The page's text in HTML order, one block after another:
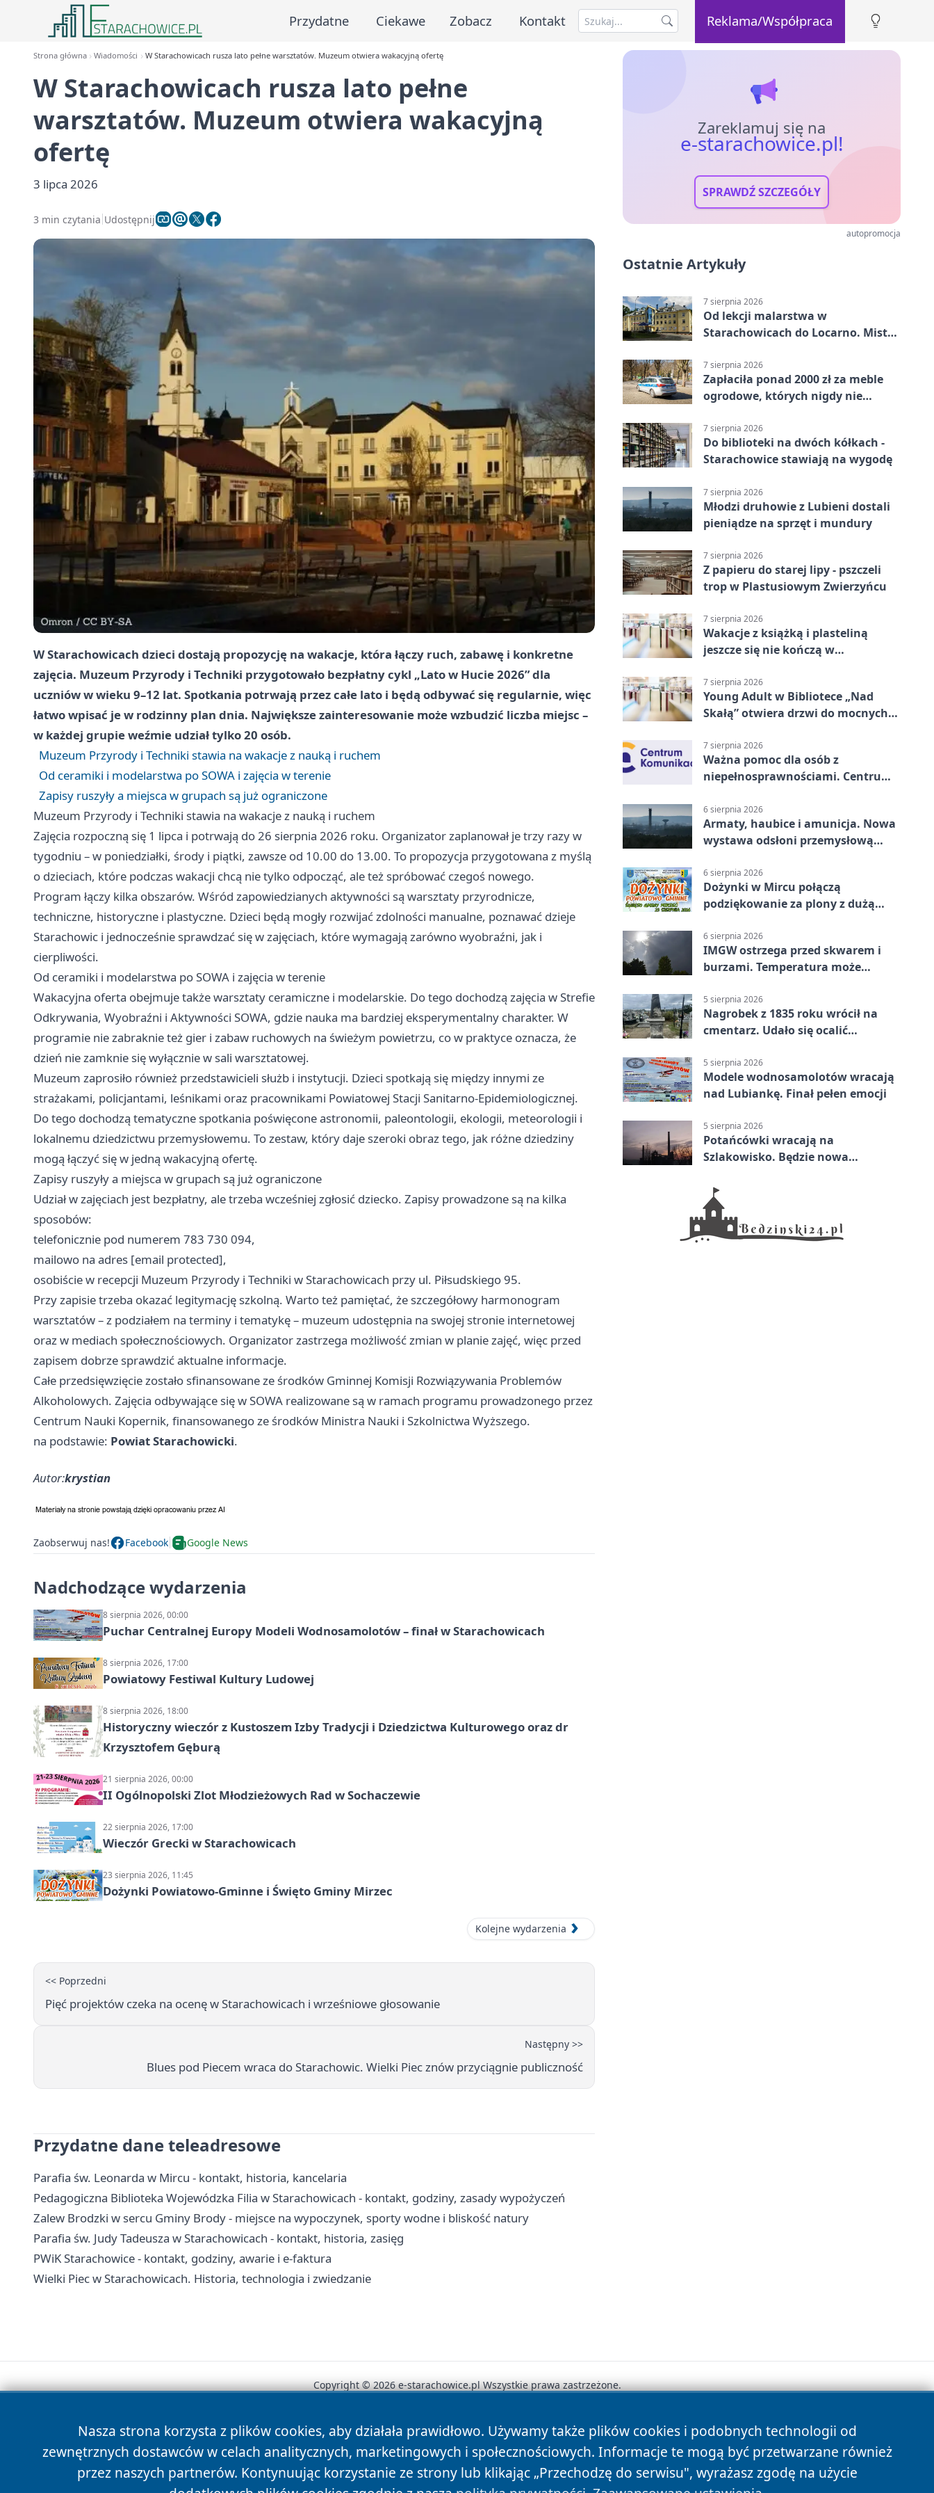
Przydatne Ciekawe Zobacz Kontakt Reklama/Współpraca
Strona główna Wiadomości W Starachowicach rusza lato pełne warsztatów. Muzeum otwiera wakacyjną ofertę
W Starachowicach rusza lato pełne
warsztatów. Muzeum otwiera wakacyjną
ofertę
3 lipca 2026
3 min czytania Udostępnij
W Starachowicach dzieci dostają propozycję na wakacje, która łączy ruch, zabawę i konkretne
zajęcia. Muzeum Przyrody i Techniki przygotowało bezpłatny cykl „Lato w Hucie 2026” dla
uczniów w wieku 9–12 lat. Spotkania potrwają przez całe lato i będą odbywać się regularnie, więc
łatwo wpisać je w rodzinny plan dnia. Największe zainteresowanie może wzbudzić liczba miejsc –
w każdej grupie weźmie udział tylko 20 osób.
Muzeum Przyrody i Techniki stawia na wakacje z nauką i ruchem
Od ceramiki i modelarstwa po SOWA i zajęcia w terenie
Zapisy ruszyły a miejsca w grupach są już ograniczone
Muzeum Przyrody i Techniki stawia na wakacje z nauką i ruchem
Zajęcia rozpoczną się 1 lipca i potrwają do 26 sierpnia 2026 roku. Organizator zaplanował je trzy razy w
tygodniu – w poniedziałki, środy i piątki, zawsze od 10.00 do 13.00. To propozycja przygotowana z myślą
o dzieciach, które podczas wakacji chcą nie tylko odpocząć, ale też spróbować czegoś nowego.
Program łączy kilka obszarów. Wśród zapowiedzianych aktywności są warsztaty przyrodnicze,
techniczne, historyczne i plastyczne. Dzieci będą mogły rozwijać zdolności manualne, poznawać dzieje
Starachowic i jednocześnie sprawdzać się w zajęciach, które wymagają zarówno wyobraźni, jak i
cierpliwości.
Od ceramiki i modelarstwa po SOWA i zajęcia w terenie
Wakacyjna oferta obejmuje także warsztaty ceramiczne i modelarskie. Do tego dochodzą zajęcia w Strefie
Odkrywania, Wyobraźni i Aktywności SOWA, gdzie nauka ma bardziej eksperymentalny charakter. W
programie nie zabraknie też gier i zabaw ruchowych na świeżym powietrzu, co w praktyce oznacza, że
dzień nie zamknie się wyłącznie w sali warsztatowej.
Muzeum zaprosiło również przedstawicieli służb i instytucji. Dzieci spotkają się między innymi ze
strażakami, policjantami, leśnikami oraz pracownikami Powiatowej Stacji Sanitarno-Epidemiologicznej.
Do tego dochodzą tematyczne spotkania poświęcone astronomii, paleontologii, ekologii, meteorologii i
lokalnemu dziedzictwu przemysłowemu. To zestaw, który daje szeroki obraz tego, jak różne dziedziny
mogą łączyć się w jedną wakacyjną ofertę.
Zapisy ruszyły a miejsca w grupach są już ograniczone
Udział w zajęciach jest bezpłatny, ale trzeba wcześniej zgłosić dziecko. Zapisy prowadzone są na kilka
sposobów:
telefonicznie pod numerem 783 730 094,
mailowo na adres [email protected],
osobiście w recepcji Muzeum Przyrody i Techniki w Starachowicach przy ul. Piłsudskiego 95.
Przy zapisie trzeba okazać legitymację szkolną. Warto też pamiętać, że szczegółowy harmonogram
warsztatów – z podziałem na terminy i tematykę – muzeum udostępnia na swojej stronie internetowej
oraz w mediach społecznościowych. Organizator zastrzega możliwość zmian w planie zajęć, więc przed
zapisem dobrze sprawdzić aktualne informacje.
Całe przedsięwzięcie zostało sfinansowane ze środków Gminnej Komisji Rozwiązywania Problemów
Alkoholowych. Zajęcia odbywające się w SOWA realizowane są w ramach programu prowadzonego przez
Centrum Nauki Kopernik, finansowanego ze środków Ministra Nauki i Szkolnictwa Wyższego.
na podstawie: Powiat Starachowicki.
Autor:krystian
Zaobserwuj nas! Facebook Google News
Nadchodzące wydarzenia
8 sierpnia 2026, 00:00
Puchar Centralnej Europy Modeli Wodnosamolotów – finał w Starachowicach
8 sierpnia 2026, 17:00
Powiatowy Festiwal Kultury Ludowej
8 sierpnia 2026, 18:00
Historyczny wieczór z Kustoszem Izby Tradycji i Dziedzictwa Kulturowego oraz dr
Krzysztofem Gęburą
21 sierpnia 2026, 00:00
II Ogólnopolski Zlot Młodzieżowych Rad w Sochaczewie
22 sierpnia 2026, 17:00
Wieczór Grecki w Starachowicach
23 sierpnia 2026, 11:45
Dożynki Powiatowo-Gminne i Święto Gminy Mirzec
Kolejne wydarzenia
<< Poprzedni
Pięć projektów czeka na ocenę w Starachowicach i wrześniowe głosowanie
Następny >>
Blues pod Piecem wraca do Starachowic. Wielki Piec znów przyciągnie publiczność
Przydatne dane teleadresowe
Parafia św. Leonarda w Mircu - kontakt, historia, kancelaria
Pedagogiczna Biblioteka Wojewódzka Filia w Starachowicach - kontakt, godziny, zasady wypożyczeń
Zalew Brodzki w sercu Gminy Brody - miejsce na wypoczynek, sporty wodne i bliskość natury
Parafia św. Judy Tadeusza w Starachowicach - kontakt, historia, zasięg
PWiK Starachowice - kontakt, godziny, awarie i e-faktura
Wielki Piec w Starachowicach. Historia, technologia i zwiedzanie
Zareklamuj się na
e-starachowice.pl!
SPRAWDŹ SZCZEGÓŁY
autopromocja
Ostatnie Artykuły
7 sierpnia 2026
Od lekcji malarstwa w
Starachowicach do Locarno. Mistrz
7 sierpnia 2026
Zapłaciła ponad 2000 zł za meble
ogrodowe, których nigdy nie
7 sierpnia 2026
Do biblioteki na dwóch kółkach -
Starachowice stawiają na wygodę
7 sierpnia 2026
Młodzi druhowie z Lubieni dostali
pieniądze na sprzęt i mundury
7 sierpnia 2026
Z papieru do starej lipy - pszczeli
trop w Plastusiowym Zwierzyńcu
7 sierpnia 2026
Wakacje z książką i plasteliną
jeszcze się nie kończą w
7 sierpnia 2026
Young Adult w Bibliotece „Nad
Skałą” otwiera drzwi do mocnych
7 sierpnia 2026
Ważna pomoc dla osób z
niepełnosprawnościami. Centrum
6 sierpnia 2026
Armaty, haubice i amunicja. Nowa
wystawa odsłoni przemysłową
6 sierpnia 2026
Dożynki w Mircu połączą
podziękowanie za plony z dużą
6 sierpnia 2026
IMGW ostrzega przed skwarem i
burzami. Temperatura może
5 sierpnia 2026
Nagrobek z 1835 roku wrócił na
cmentarz. Udało się ocalić
5 sierpnia 2026
Modele wodnosamolotów wracają
nad Lubiankę. Finał pełen emocji
5 sierpnia 2026
Potańcówki wracają na
Szlakowisko. Będzie nowa
Nasza strona korzysta z plików cookies, aby działała prawidłowo. Używamy także plików cookies i podobnych technologii od
zewnętrznych dostawców w celach analitycznych, marketingowych i społecznościowych. Informacje te mogą być przetwarzane również
przez naszych partnerów. Kontynuując korzystanie ze strony lub klikając „Przechodzę do serwisu", wyrażasz zgodę na użycie
Copyright © 2026 e-starachowice.pl Wszystkie prawa zastrzeżone.
News Autorzy Polityka Prywatności Polityka Cookies